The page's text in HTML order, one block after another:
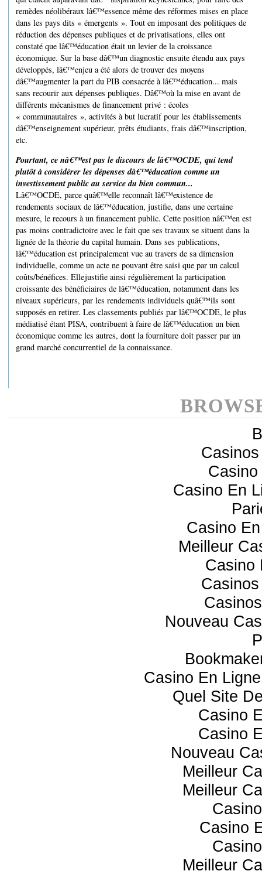
remèdes néolibéraux lâ€™essence même des réformes mises en place
dans les pays dits « émergents ». Tout en imposant des politiques de
réduction des dépenses publiques et de privatisations, elles ont
constaté que lâ€™éducation était un levier de la croissance
économique. Sur la base dâ€™un diagnostic ensuite étendu aux pays
développés, lâ€™enjeu a été alors de trouver des moyens
dâ€™augmenter la part du PIB consacrée à lâ€™éducation... mais
sans recourir aux dépenses publiques. Dâ€™où la mise en avant de
différents mécanismes de financement privé : écoles
« communautaires », activités à but lucratif pour les établissements
dâ€™enseignement supérieur, prêts étudiants, frais dâ€™inscription,
etc.
Pourtant, ce nâ€™est pas le discours de lâ€™OCDE, qui tend
plutôt à considérer les dépenses dâ€™éducation comme un
investissement public au service du bien commun...
Lâ€™OCDE, parce quâ€™elle reconnaît lâ€™existence de
rendements sociaux de lâ€™éducation, justifie, dans une certaine
mesure, le recours à un financement public. Cette position nâ€™en est
pas moins contradictoire avec le fait que ses travaux se situent dans la
lignée de la théorie du capital humain. Dans ses publications,
lâ€™éducation est principalement vue au travers de sa dimension
individuelle, comme un acte ne pouvant être saisi que par un calcul
coûts/bénéfices. Elle justifie ainsi régulièrement la participation
croissante des bénéficiaires de lâ€™éducation, notamment dans les
niveaux supérieurs, par les rendements individuels quâ€™ils sont
supposés en retirer. Les classements publiés par lâ€™OCDE, le plus
médiatisé étant PISA, contribuent à faire de lâ€™éducation un bien
économique comme les autres, dont la fourniture doit passer par un
grand marché concurrentiel de la connaissance.
Casino En
Casino
Meilleur
Casino
Nouveau
Casino En
Quel Site
Casino
Casino
Nouveau
Meilleur
Meilleur
Casino
Meilleur